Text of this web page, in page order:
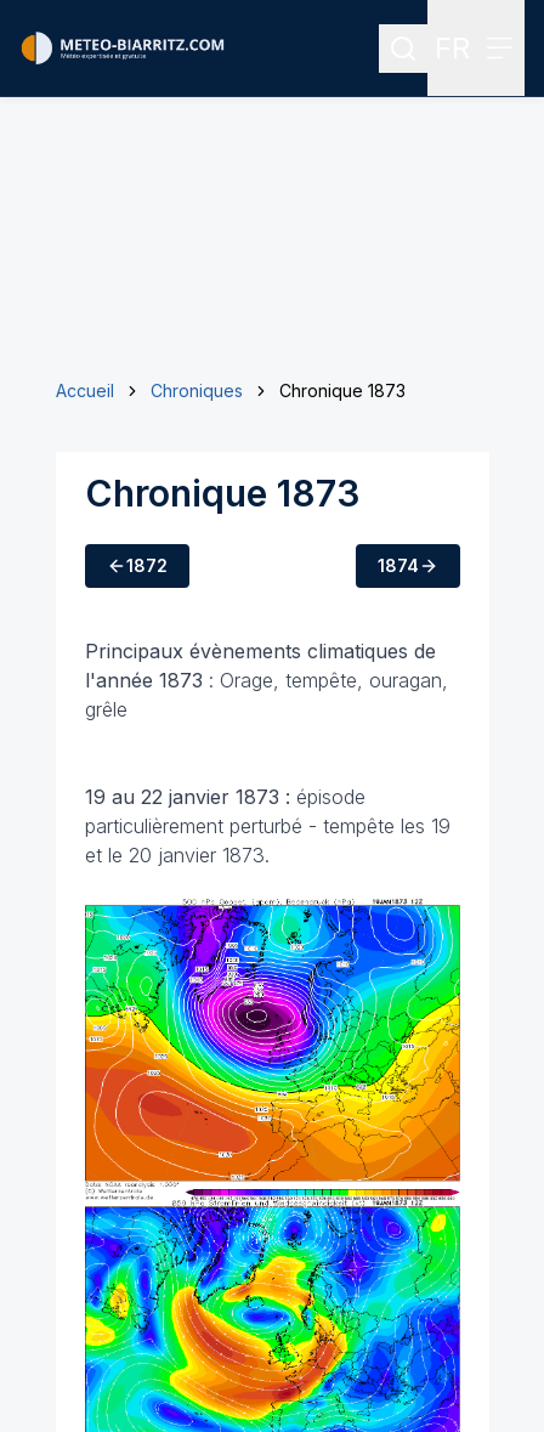
Rechercher
Accueil Chroniques Chronique 1873
Chronique 1873
1872 1874
Principaux évènements climatiques de
l'année 1873 : Orage, tempête, ouragan,
grêle
19 au 22 janvier 1873 : épisode
particulièrement perturbé - tempête les 19
et le 20 janvier 1873.